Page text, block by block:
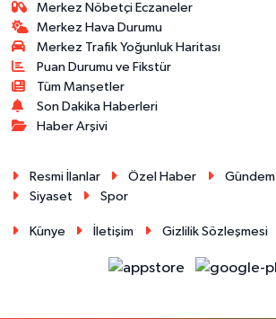
Merkez Nöbetçi Eczaneler
Merkez Hava Durumu
Merkez Trafik Yoğunluk Haritası
Puan Durumu ve Fikstür
Tüm Manşetler
Son Dakika Haberleri
Haber Arşivi
Resmi İlanlar Özel Haber Gündem
Siyaset
Spor
Künye İletişim Gizlilik Sözleşmesi